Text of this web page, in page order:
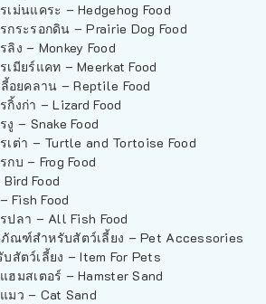
เม่นแคระ – Hedgehog Food
กระรอกดิน – Prairie Dog Food
ลิง – Monkey Food
เมียร์แคท – Meerkat Food
อยคลาน – Reptile Food
กิ้งก่า – Lizard Food
งู – Snake Food
เต่า – Turtle and Tortoise Food
กบ – Frog Food
Food
Fish Food
ปลา – All Fish Food
ณฑ์สำหรับสัตว์เลี้ยง – Pet Accessories
สัตว์เลี้ยง – Item For Pets
ฮมสเตอร์ – Hamster Sand
มว – Cat Sand